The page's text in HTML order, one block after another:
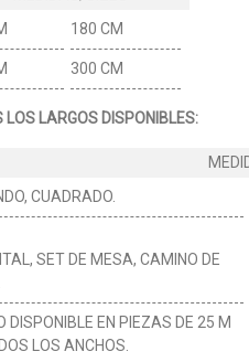
180 CM
300 CM
LOS LARGOS DISPONIBLES:
CUADRADO.
SET DE MESA, CAMINO DE
DISPONIBLE EN PIEZAS DE 25 M
LOS ANCHOS.